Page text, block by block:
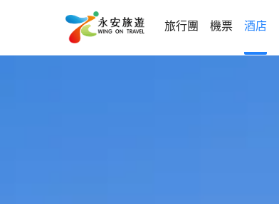
旅行團 機票 酒店